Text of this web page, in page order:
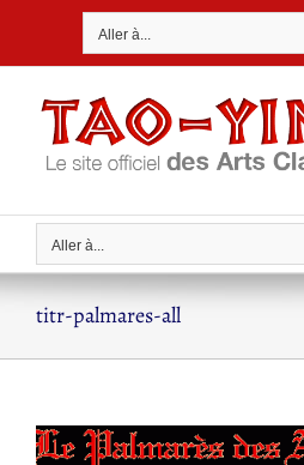
Aller à...
Aller à...
titr-palmares-all